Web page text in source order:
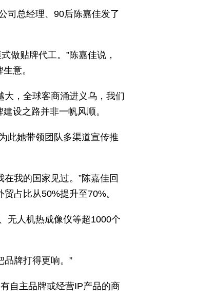
司总经理、90后陈嘉佳发了
做贴牌代工。”陈嘉佳说，
意。
，全球客商涌进义乌，我们
设之路并非一帆风顺。
此她带领团队多渠道宣传推
我的国家见过。”陈嘉佳回
占比从50%提升至70%。
无人机热成像仪等超1000个
牌打得更响。”
自主品牌或经营IP产品的商